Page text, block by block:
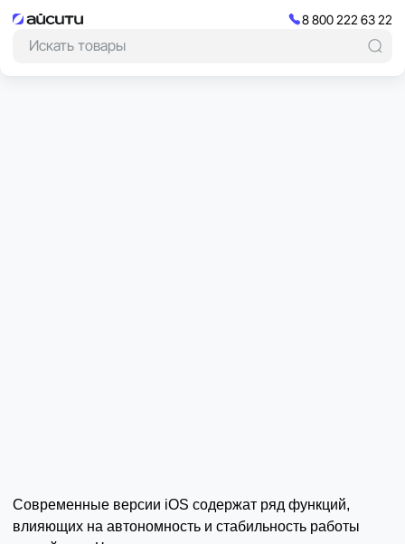
8 800 222 63 22
Современные версии iOS содержат ряд функций,
влияющих на автономность и стабильность работы